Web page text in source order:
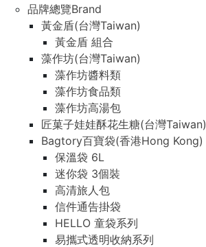
品牌總覽Brand
黃金盾(台灣Taiwan)
黃金盾 組合
藻作坊(台灣Taiwan)
藻作坊醬料類
藻作坊食品類
藻作坊高湯包
匠菓子娃娃酥花生糖(台灣Taiwan)
Bagtory百寶袋(香港Hong Kong)
保溫袋 6L
迷你袋 3個裝
高清旅人包
信件通告掛袋
HELLO 童袋系列
易攜式透明收納系列